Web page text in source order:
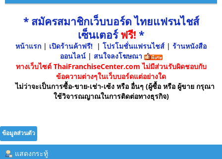
* สมัครสมาชิกเว็บบอร์ด ไทยแฟรนไชส์
เซ็นเตอร์ฟรี! *
หน้าแรก | เปิดร้านค้าฟรี! | โปรโมชั่นแฟรนไชส์ | ร้านหนังสือ
ออนไลน์ | สนใจลงโฆษณา
ทางเว็บไซต์ ThaiFranchiseCenter.com ไม่มีส่วนรับผิดชอบกับ
ข้อความต่างๆในเว็บบอร์ดแต่อย่างใด
ไม่ว่าจะเป็นการซื้อ-ขาย-เช่า-เซ้ง หรือ อื่นๆ (ผู้ซื้อ หรือ ผู้ขาย กรุณา
ใช้วิจารณญาณในการติดต่อทางธุรกิจ)
ข้อมูลส่วนตัว
แสดงกระทู้